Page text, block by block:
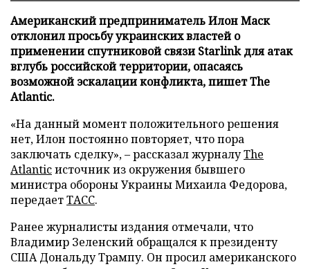
Американский предприниматель Илон Маск
отклонил просьбу украинских властей о
применении спутниковой связи Starlink для атак
вглубь российской территории, опасаясь
возможной эскалации конфликта, пишет The
Atlantic.
«На данный момент положительного решения
нет, Илон постоянно повторяет, что пора
заключать сделку», – рассказал журналуThe
Atlanticисточник из окружения бывшего
министра обороны Украины Михаила Федорова,
передаетТАСС.
Ранее журналисты издания отмечали, что
Владимир Зеленский обращался к президенту
США Дональду Трампу. Он просил американского